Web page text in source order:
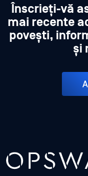
Înscrieți-vă
mai recente
povești,
și